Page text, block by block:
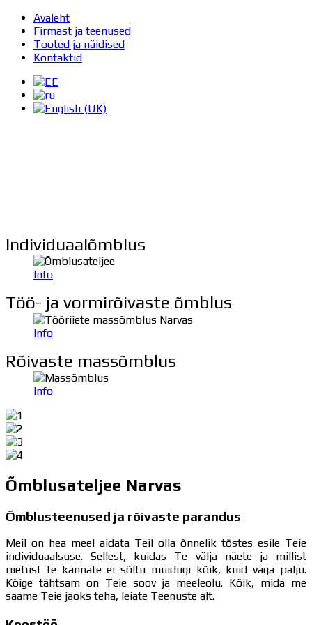
Avaleht
Firmast ja teenused
Tooted ja näidised
Kontaktid
Individuaalõmblus
Info
Töö- ja vormirõivaste õmblus
Info
Rõivaste massõmblus
Info
Õmblusateljee Narvas
Õmblusteenused ja rõivaste parandus
Meil on hea meel aidata Teil olla õnnelik tõstes esile Teie
individuaalsuse. Sellest, kuidas Te välja näete ja millist
riietust te kannate ei sõltu muidugi kõik, kuid väga palju.
Kõige tähtsam on Teie soov ja meeleolu. Kõik, mida me
saame Teie jaoks teha, leiate Teenuste alt.